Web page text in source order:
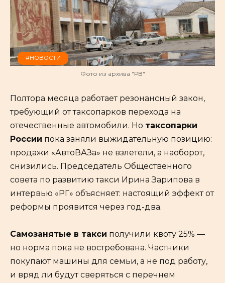
#НОВОСТИ
Фото из архива "РВ"
Полтора месяца работает резонансный закон,
требующий от таксопарков перехода на
отечественные автомобили. Но таксопарки
России пока заняли выжидательную позицию:
продажи «АвтоВАЗа» не взлетели, а наоборот,
снизились. Председатель Общественного
совета по развитию такси Ирина Зарипова в
интервью «РГ» объясняет: настоящий эффект от
реформы проявится через год-два.
Самозанятые в такси получили квоту 25% —
но норма пока не востребована. Частники
покупают машины для семьи, а не под работу,
и вряд ли будут сверяться с перечнем